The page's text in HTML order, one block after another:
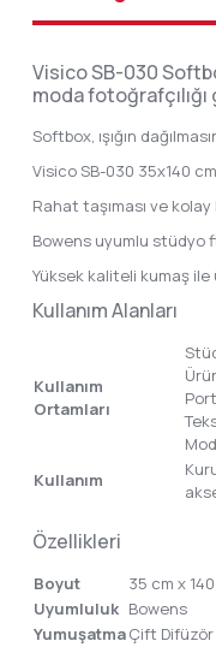
Visico SB-030
moda fotoğrafçılığı
Softbox, ışığın
Visico SB-030 35x140
Rahat taşıması ve
Bowens uyumlu stüdyo
Yüksek kaliteli kumaş
Kullanım Alanları
Kullanım
Ortamları
Kullanım
Özellikleri
Boyut
35 cm x
Uyumluluk Bowens
YumuşatmaÇift Difüzör